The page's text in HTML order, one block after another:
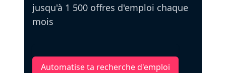
jusqu'à 1 500 offres d'emploi chaque
mois
Automatise ta recherche d'emploi